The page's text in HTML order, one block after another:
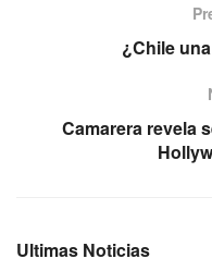
¿Chile
Camarera revela
Ultimas Noticias